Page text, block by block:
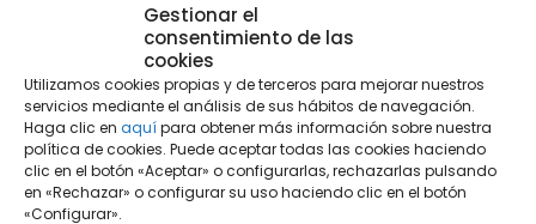
Gestionar el
consentimiento de las
cookies
Utilizamos cookies propias y de terceros para mejorar nuestros
servicios mediante el análisis de sus hábitos de navegación.
Haga clic en aquípara obtener más información sobre nuestra
política de cookies. Puede aceptar todas las cookies haciendo
clic en el botón «Aceptar» o configurarlas, rechazarlas pulsando
en «Rechazar» o configurar su uso haciendo clic en el botón
«Configurar».
Catálogo de
BAÑOS